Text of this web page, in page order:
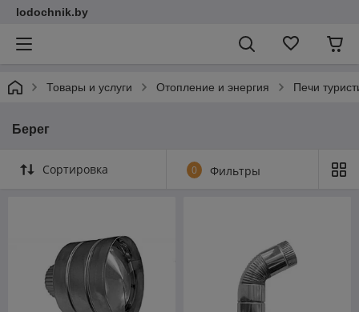
lodochnik.by
Товары и услуги Отопление и энергия Печи
Берег
Сортировка 0 Фильтры